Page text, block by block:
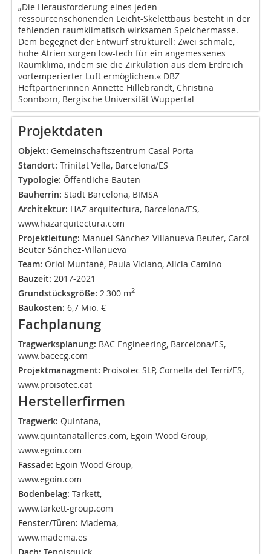
„Die Herausforderung eines jeden
ressourcenschonenden Leicht-Skelettbaus besteht in der
fehlenden raumklimatisch wirksamen Speichermasse.
Dem begegnet der Entwurf strukturell: Zwei schmale,
hohe Atrien sorgen low-tech für ein angemessenes
Raumklima, indem sie die Zirkulation aus dem Erdreich
vortemperierter Luft ermöglichen.« DBZ
Heftpartnerinnen Annette Hillebrandt, Christina
Sonnborn, Bergische Universität Wuppertal
Projektdaten
Objekt: Gemeinschaftszentrum Casal Porta
Standort: Trinitat Vella, Barcelona/ES
Typologie: Öffentliche Bauten
Bauherrin: Stadt Barcelona, BIMSA
Architektur: HAZ arquitectura, Barcelona/ES,
www.hazarquitectura.com
Projektleitung: Manuel Sánchez-Villanueva Beuter, Carol
Beuter Sánchez-Villanueva
Team: Oriol Muntané, Paula Viciano, Alicia Camino
Bauzeit: 2017-2021
Grundstücksgröße: 2 300 m2
Baukosten: 6,7 Mio. €
Fachplanung
Tragwerksplanung: BAC Engineering, Barcelona/ES,
www.bacecg.com
Projektmanagment: Proisotec SLP, Cornella del Terri/ES,
www.proisotec.cat
Herstellerfirmen
Tragwerk: Quintana,
www.quintanatalleres.com, Egoin Wood Group,
www.egoin.com
Fassade: Egoin Wood Group,
www.egoin.com
Bodenbelag: Tarkett,
www.tarkett-group.com
Fenster/Türen: Madema,
www.madema.es